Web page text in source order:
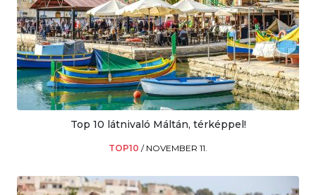
Top 10 látnivaló Máltán, térképpel!
TOP10 / NOVEMBER 11.